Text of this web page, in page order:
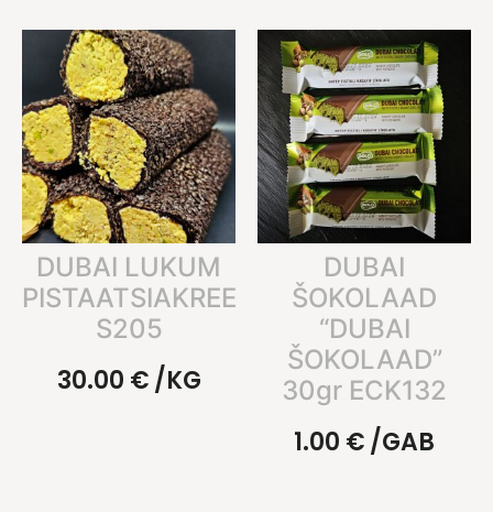
DUBAI LUKUM
PISTAATSIAKREEMIGA
S205
30.00 €/KG
DUBAI
ŠOKOLAAD
“DUBAI
ŠOKOLAAD”
30gr ECK132
1.00 €/GAB